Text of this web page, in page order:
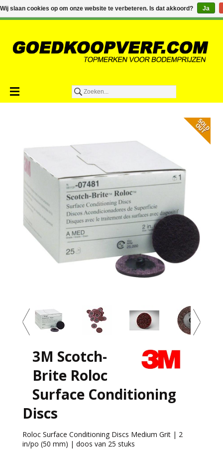
€0,00
3M Scotch-
Brite Roloc
Surface Conditioning
Discs
Roloc Surface Conditioning Discs Medium Grit | 2
in/po (50 mm) | doos van 25 stuks
Toevoegen aan winkelwagen
Wij slaan cookies op om onze website te verbeteren. Is dat akkoord? Ja